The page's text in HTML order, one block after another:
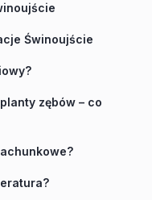
Świnoujście
zębów – co